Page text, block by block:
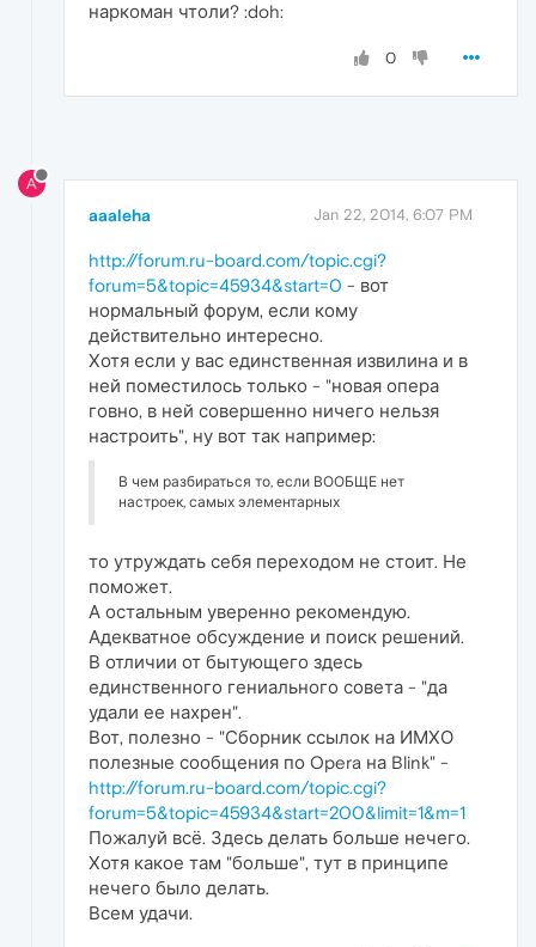
наркоман чтоли? :doh:
0
A
aaaleha Jan 22, 2014, 6:07 PM
http://forum.ru-board.com/topic.cgi?
forum=5&topic=45934&start=0 - вот
нормальный форум, если кому
действительно интересно.
Хотя если у вас единственная извилина и в
ней поместилось только - "новая опера
говно, в ней совершенно ничего нельзя
настроить", ну вот так например:
В чем разбираться то, если ВООБЩЕ нет
настроек, самых элементарных
то утруждать себя переходом не стоит. Не
поможет.
А остальным уверенно рекомендую.
Адекватное обсуждение и поиск решений.
В отличии от бытующего здесь
единственного гениального совета - "да
удали ее нахрен".
Вот, полезно - "Сборник ссылок на ИМХО
полезные сообщения по Opera на Blink" -
http://forum.ru-board.com/topic.cgi?
forum=5&topic=45934&start=200&limit=1&m=1
Пожалуй всё. Здесь делать больше нечего.
Хотя какое там "больше", тут в принципе
нечего было делать.
Всем удачи.